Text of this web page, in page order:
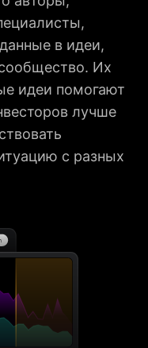
в идеи,
Их
идеи помогают
лучше
с разных